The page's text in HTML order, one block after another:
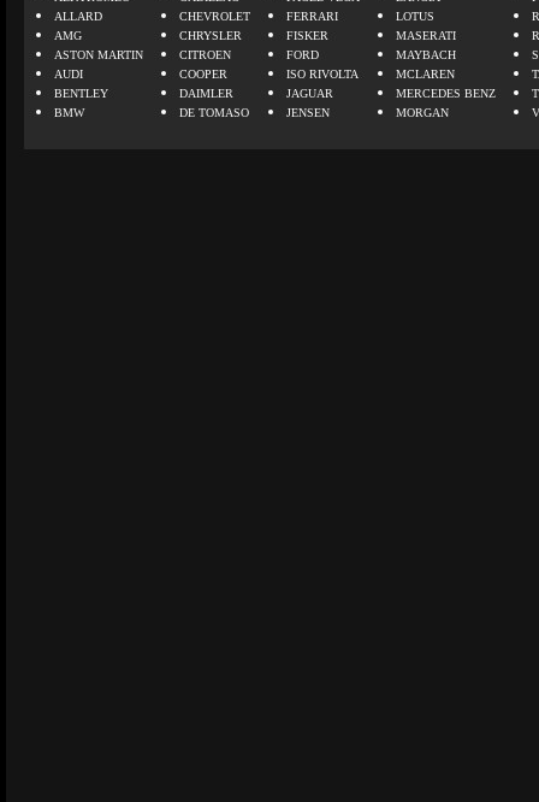
ALLARD
AMG
ASTON MARTIN
AUDI
BENTLEY
BMW
CHEVROLET
CHRYSLER
CITROEN
COOPER
DAIMLER
DE TOMASO
FERRARI
FISKER
FORD
ISO RIVOLTA
JAGUAR
JENSEN
LOTUS
MASERATI
MAYBACH
MCLAREN
MERCEDES BENZ
MORGAN